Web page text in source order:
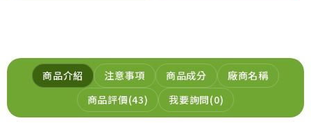
商品介紹 注意事項 商品成分
廠商名稱
商品評價 43 我要詢問 0